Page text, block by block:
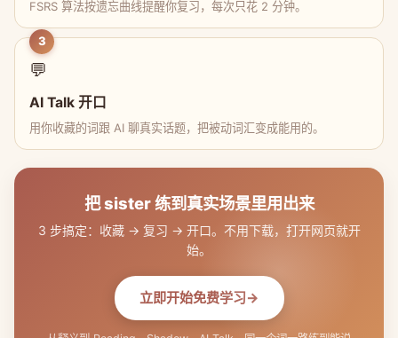
FSRS 算法按遗忘曲线提醒你复习，每次只花 2 分钟。
3
💬
AI Talk 开口
用你收藏的词跟 AI 聊真实话题，把被动词汇变成能用的。
把 sister 练到真实场景里用出来
3 步搞定：收藏 → 复习 → 开口。不用下载，打开网页就开
始。
立即开始免费学习